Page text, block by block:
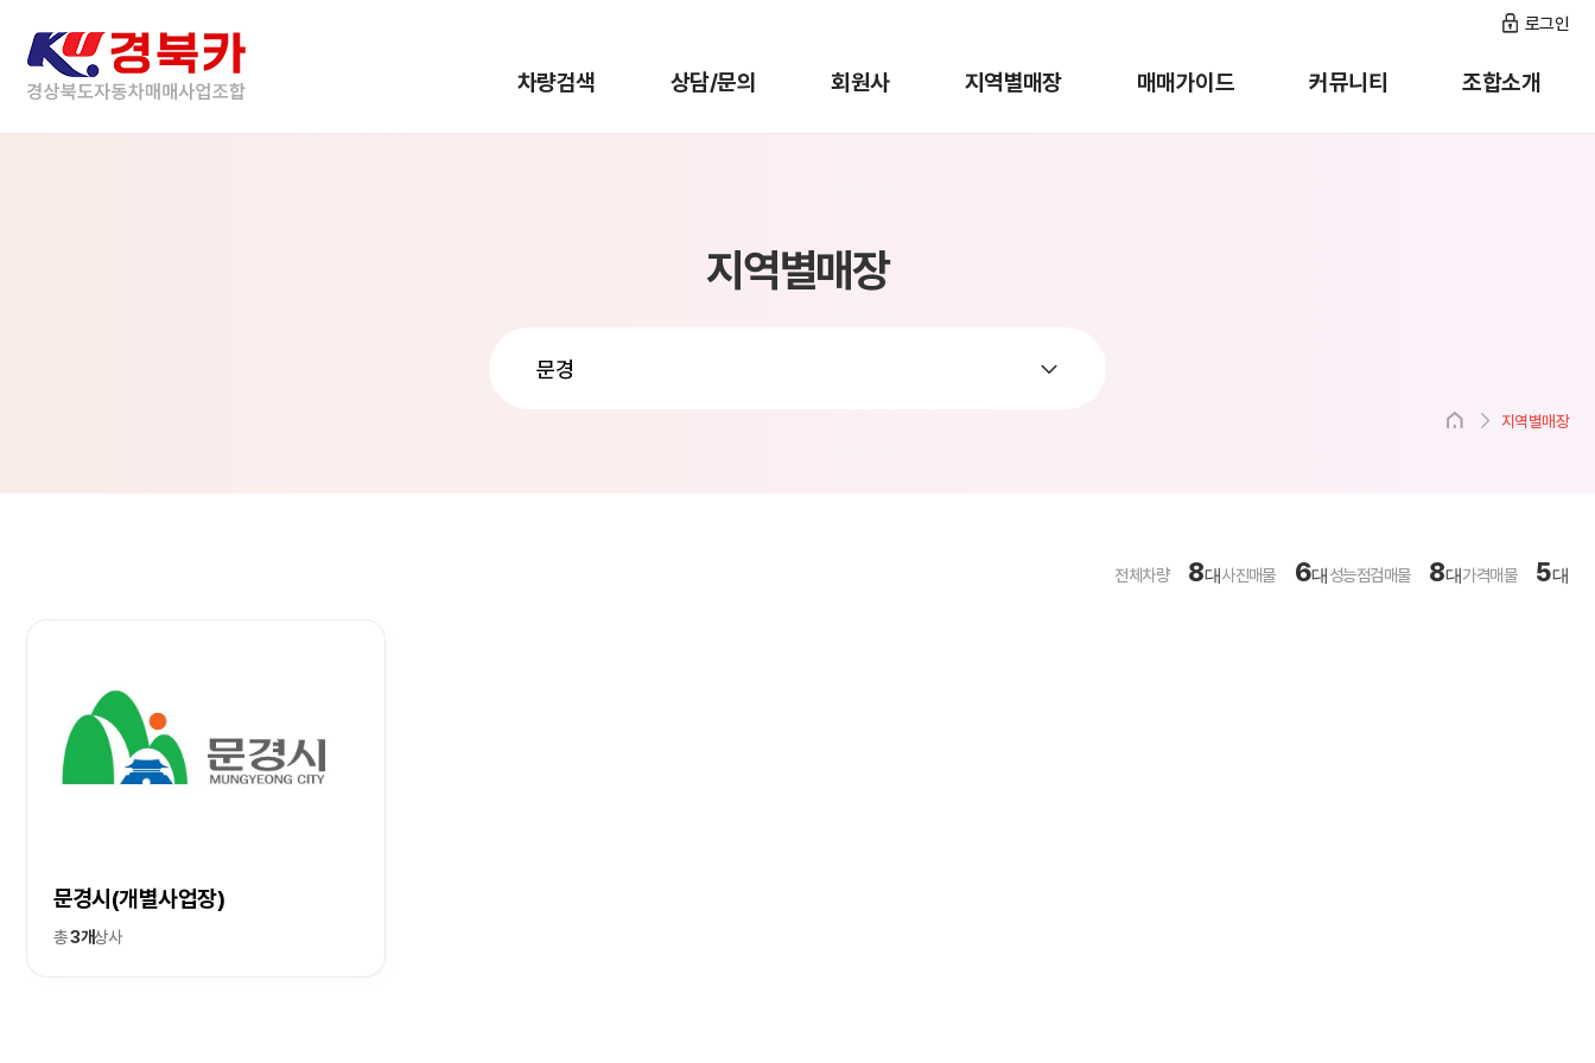
차량검색 상담/문의 회원사 지역별매장 매매가이드 커뮤니티 조합소개
로그인
지역별매장
지역별매장
전체차량 8대사진매물 6대 성능점검매물 8대가격매물 5대
문경시(개별사업장)
총3개상사